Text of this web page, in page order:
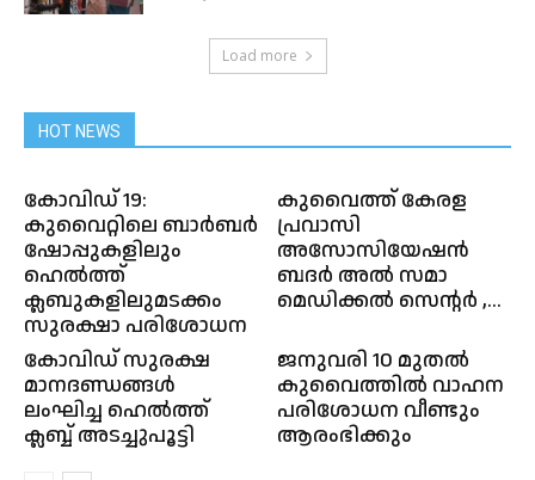
Load more
HOT NEWS
കോവിഡ് 19:
കുവൈറ്റിലെ ബാര്‍ബർ
ഷോപ്പുകളിലും
ഹെൽത്ത്
ക്ലബുകളിലുമടക്കം
സുരക്ഷാ പരിശോധന
കുവൈത്ത് കേരള
പ്രവാസി
അസോസിയേഷൻ
ബദർ അൽ സമാ
മെഡിക്കൽ സെന്റർ ,...
കോവിഡ് സുരക്ഷ
മാനദണ്ഡങ്ങൾ
ലംഘിച്ച ഹെൽത്ത്
ക്ലബ്ബ് അടച്ചുപൂട്ടി
ജനുവരി 10 മുതൽ
കുവൈത്തിൽ വാഹന
പരിശോധന വീണ്ടും
ആരംഭിക്കും